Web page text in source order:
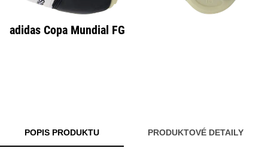
adidas Copa Mundial FG
POPIS PRODUKTU PRODUKTOVÉ DETAILY